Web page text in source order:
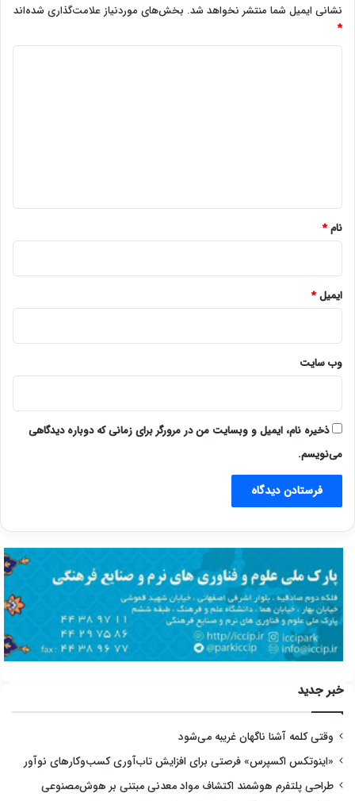
نشانی ایمیل شما منتشر نخواهد شد. بخش‌های موردنیاز علامت‌گذاری شده‌اند
*
نام*
ایمیل*
وب‌ سایت
ذخیره نام، ایمیل و وبسایت من در مرورگر برای زمانی که دوباره دیدگاهی
می‌نویسم.
خبر جدید
وقتی کلمه آشنا ناگهان غریبه می‌شود
«اینوتکس اکسپرس» فرصتی برای افزایش تاب‌آوری کسب‌وکارهای نوآور
طراحی پلتفرم هوشمند اکتشاف مواد معدنی مبتنی بر هوش‌مصنوعی